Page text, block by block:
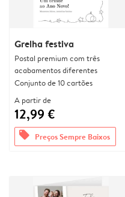
Grelha festiva
Postal premium com três
acabamentos diferentes
Conjunto de 10 cartões
A partir de
12,99 €
offers Preços Sempre Baixos